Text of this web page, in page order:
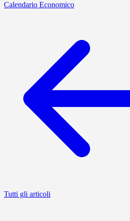
Calendario Economico
Tutti gli articoli